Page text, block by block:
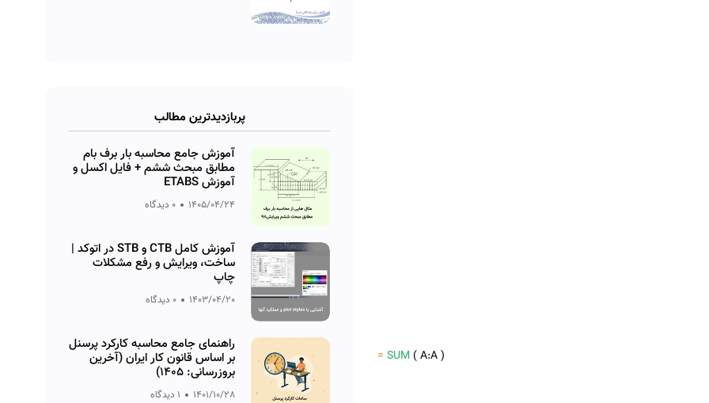
= SUM ( A:A )
پربازدیدترین مطالب
آموزش جامع محاسبه بار برف بام
مطابق مبحث ششم + فایل اکسل و
آموزش ETABS
1405/04/24 0 دیدگاه
آموزش کامل CTB و STB در اتوکد |
ساخت، ویرایش و رفع مشکلات
چاپ
1403/04/20 0 دیدگاه
راهنمای جامع محاسبه کارکرد پرسنل
بر اساس قانون کار ایران (آخرین
بروزرسانی: ۱۴۰۵)
1401/10/28 1 دیدگاه